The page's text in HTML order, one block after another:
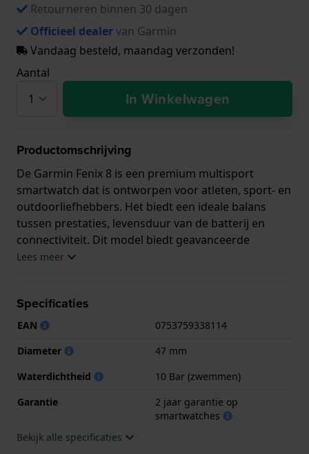
Retourneren binnen 30 dagen
Officieel dealervan Garmin
Vandaag besteld, maandag verzonden!
Aantal
In Winkelwagen
Productomschrijving
De Garmin Fenix 8 is een premium multisport
smartwatch dat is ontworpen voor atleten, sport- en
outdoorliefhebbers. Het biedt een ideale balans
tussen prestaties, levensduur van de batterij en
connectiviteit. Dit model biedt geavanceerde
gepersonaliseerde trainingsfuncties, met meer dan
tot 6-weekse plannen specifiek voor sport, met
monitoring van belasting, herstel en kwaliteit van de
VO₂ max, grondcontacttijd, paslengte en dagelijkse
suggesties te monitoren om de training te
Multi-band GPS met SatIQ™, voorgeïnstalleerde
TopoActive kaarten met NextFork™ gids voor
uitstapjes en routes. Met deze Garmin is het
Lees meer
Specificaties
EAN
0753759338114
Diameter
47 mm
Waterdichtheid
10 Bar (zwemmen)
Garantie
2 jaar garantie op
smartwatches
Bekijk alle specificaties